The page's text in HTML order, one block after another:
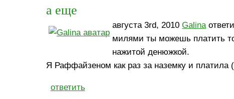
а еще
августа 3rd, 2010Galina
милями ты можешь платить
нажитой денюжкой.
Я Раффайзеном как раз за наземку и платила
ответить